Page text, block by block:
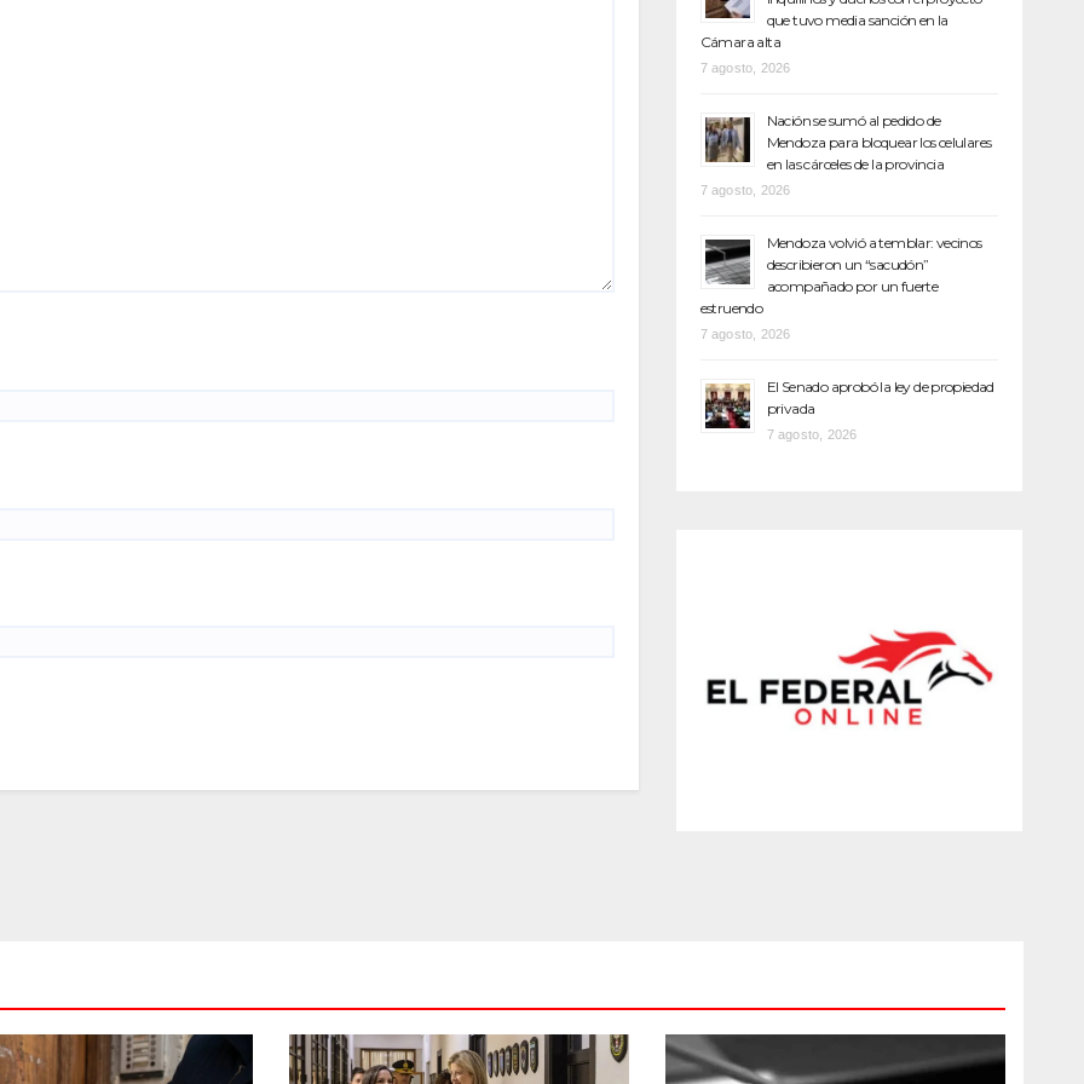
que tuvo media sanción en la
Cámara alta
7 agosto, 2026
Nación se sumó al pedido de
Mendoza para bloquear los celulares
en las cárceles de la provincia
7 agosto, 2026
Mendoza volvió a temblar: vecinos
describieron un “sacudón”
acompañado por un fuerte
estruendo
7 agosto, 2026
El Senado aprobó la ley de propiedad
privada
7 agosto, 2026